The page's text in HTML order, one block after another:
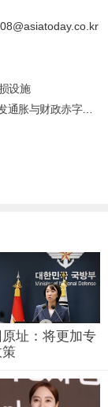
设施
与财政赤字忧虑
址：将更加专